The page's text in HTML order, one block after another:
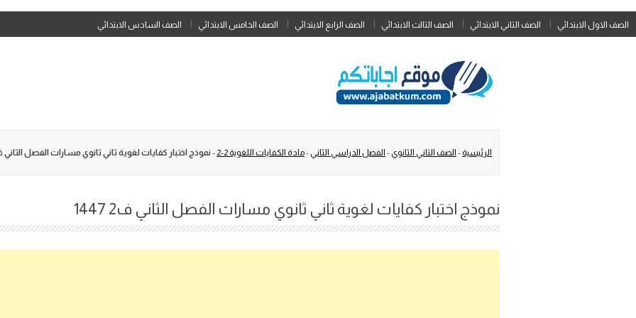
Skip
to
الصف الاول الابتدائي الصف الثاني الابتدائي الصف الثالث الابتدائي الصف الرابع الابتدائي الصف الخامس الابتدائي الصف السادس الابتدائي
الرئيسية - الصف الثاني الثانوي - الفصل الدراسي الثاني -مادة الكفايات اللغوية 2-2 -نموذج اختبار كفايات لغوية ثاني ثانوي مسارات الفصل الثاني ف2
نموذج اختبار كفايات لغوية ثاني ثانوي مسارات الفصل الثاني ف2 1447